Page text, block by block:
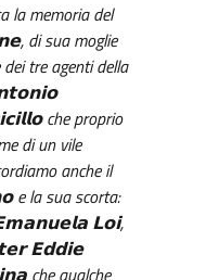
la memoria del
di sua moglie
tre agenti della
che proprio
di un vile
anche il
e la sua scorta:
𝗟𝗼𝗶,
𝗘𝗱𝗱𝗶𝗲
che qualche